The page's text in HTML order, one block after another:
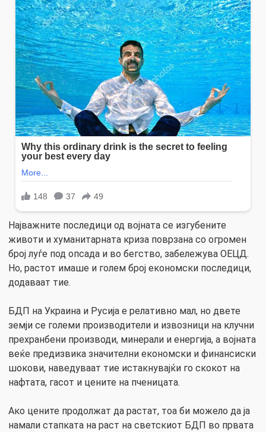
Најважните последици од војната се изгубените
животи и хуманитарната криза поврзана со огромен
број луѓе под опсада и во бегство, забележува ОЕЦД.
Но, растот имаше и голем број економски последици,
додаваат тие.
БДП на Украина и Русија е релативно мал, но двете
земји се големи производители и извозници на клучни
прехранбени производи, минерали и енергија, а војната
веќе предизвика значителни економски и финансиски
шокови, наведуваат тие истакнувајќи го скокот на
нафтата, гасот и цените на пченицата.
Ако цените продолжат да растат, тоа би можело да ја
намали стапката на раст на светскиот БДП во првата